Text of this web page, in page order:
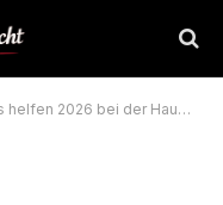
Haushaltsverwaltung — und welche sind Geldverschwendung?